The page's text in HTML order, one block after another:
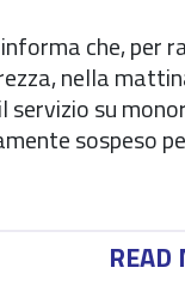
che, per
nella
servizio su
sospeso
READ